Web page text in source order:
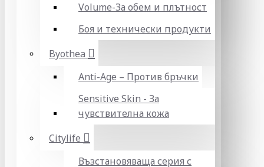
Volume-За обем и плътност
Боя и технически продукти
Byothea
Anti-Age – Против бръчки
Sensitive Skin - За
чувствителна кожа
Citylife
Възстановяваща серия с